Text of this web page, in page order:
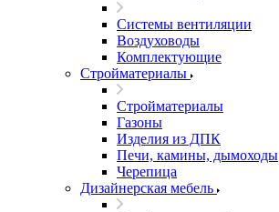
Системы вентиляции
Воздуховоды
Комплектующие
Стройматериалы
Стройматериалы
Газоны
Изделия из ДПК
Печи, камины, дымоходы
Черепица
Дизайнерская мебель